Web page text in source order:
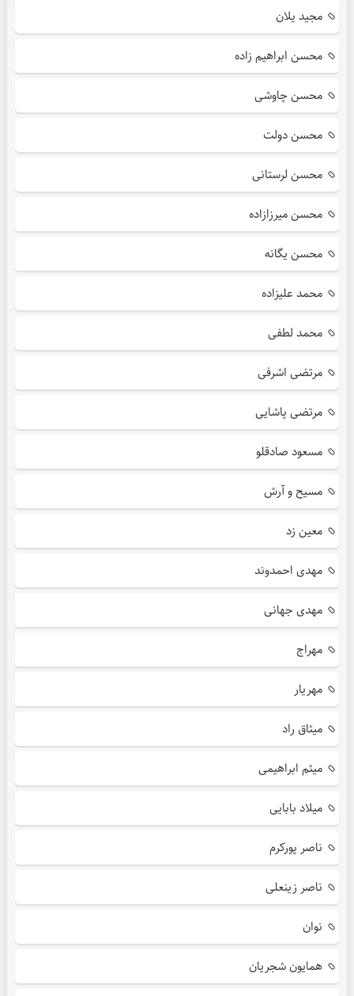
مجید یلان
محسن ابراهیم زاده
محسن چاوشی
محسن دولت
محسن لرستانی
محسن میرزازاده
محسن یگانه
محمد علیزاده
محمد لطفی
مرتضی اشرفی
مرتضی پاشایی
مسعود صادقلو
مسیح و آرش
معین زد
مهدی احمدوند
مهدی جهانی
مهراج
مهریار
میثاق راد
میثم ابراهیمی
میلاد بابایی
ناصر پورکرم
ناصر زینعلی
نوان
همایون شجریان